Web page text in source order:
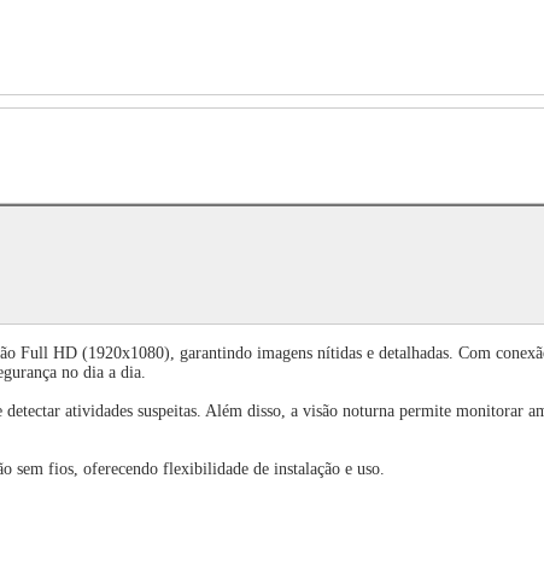
Full HD (1920x1080), garantindo imagens nítidas e detalhadas. Com
no dia a dia.
atividades suspeitas. Além disso, a visão noturna permite monitorar
sem fios, oferecendo flexibilidade de instalação e uso.